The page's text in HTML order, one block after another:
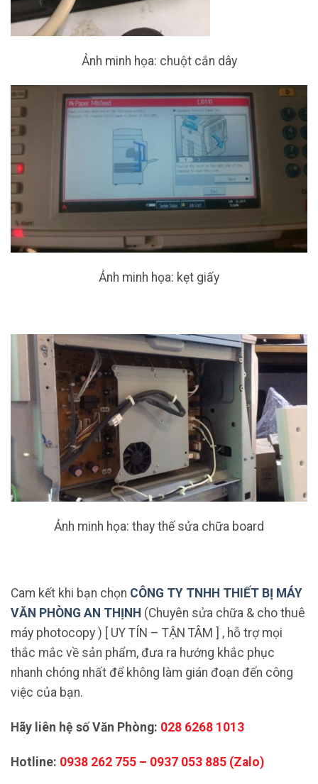
Ảnh minh họa: chuột cắn dây
Ảnh minh họa: kẹt giấy
Ảnh minh họa: thay thế sửa chữa board
Cam kết khi bạn chọn CÔNG TY TNHH THIẾT BỊ MÁY
VĂN PHÒNG AN THỊNH (Chuyên sửa chữa & cho thuê
máy photocopy ) [ UY TÍN – TẬN TÂM ] , hỗ trợ mọi
thắc mắc về sản phẩm, đưa ra hướng khắc phục
nhanh chóng nhất để không làm gián đoạn đến công
việc của bạn.
Hãy liên hệ số Văn Phòng: 028 6268 1013
Hotline: 0938 262 755 – 0937 053 885 (Zalo)